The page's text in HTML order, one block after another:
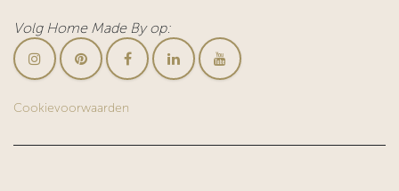
Volg Home Made By op:
Cookievoorwaarden